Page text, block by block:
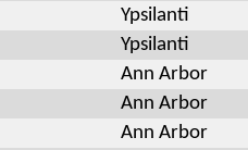
Ypsilanti
Ypsilanti
Ann Arbor
Ann Arbor
Ann Arbor